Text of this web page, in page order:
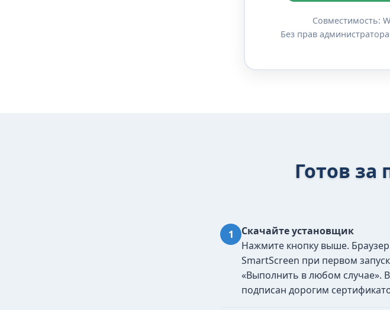
Совместимость:
Без прав администратора
Готов за
Скачайте установщик
Нажмите кнопку выше.
SmartScreen при первом
«Выполнить в любом случае».
подписан дорогим